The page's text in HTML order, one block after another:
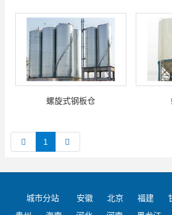
螺旋式钢板仓
1
城市分站 安徽 北京 福建